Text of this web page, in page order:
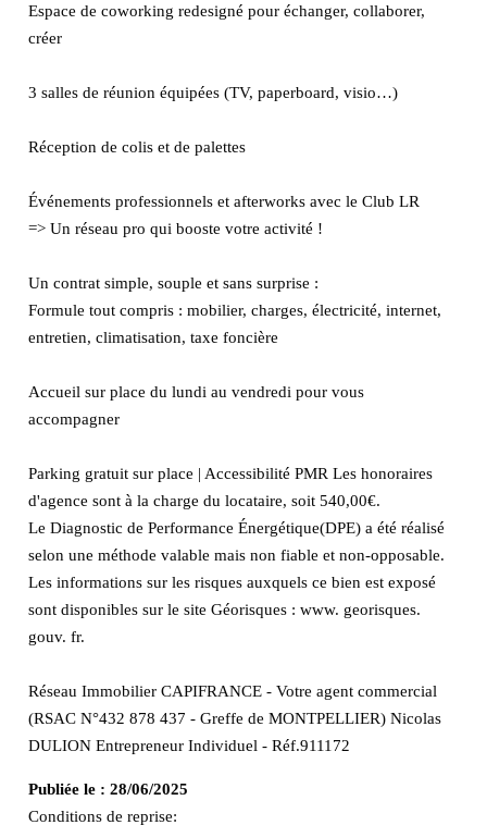
Espace de coworking redesigné pour échanger, collaborer,
créer
3 salles de réunion équipées (TV, paperboard, visio…)
Réception de colis et de palettes
Événements professionnels et afterworks avec le Club LR
=> Un réseau pro qui booste votre activité !
Un contrat simple, souple et sans surprise :
Formule tout compris : mobilier, charges, électricité, internet,
entretien, climatisation, taxe foncière
Accueil sur place du lundi au vendredi pour vous
accompagner
Parking gratuit sur place | Accessibilité PMR Les honoraires
d'agence sont à la charge du locataire, soit 540,00€.
Le Diagnostic de Performance Énergétique(DPE) a été réalisé
selon une méthode valable mais non fiable et non-opposable.
Les informations sur les risques auxquels ce bien est exposé
sont disponibles sur le site Géorisques : www. georisques.
gouv. fr.
Réseau Immobilier CAPIFRANCE - Votre agent commercial
(RSAC N°432 878 437 - Greffe de MONTPELLIER) Nicolas
DULION Entrepreneur Individuel - Réf.911172
Publiée le : 28/06/2025
Conditions de reprise: